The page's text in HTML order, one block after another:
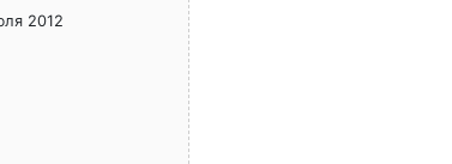
2012